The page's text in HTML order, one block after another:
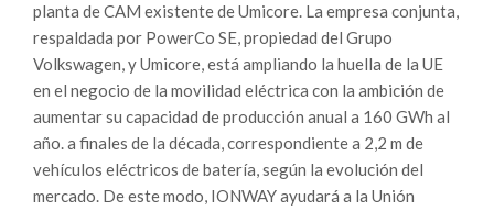
planta de CAM existente de Umicore. La empresa conjunta,
respaldada por PowerCo SE, propiedad del Grupo
Volkswagen, y Umicore, está ampliando la huella de la UE
en el negocio de la movilidad eléctrica con la ambición de
aumentar su capacidad de producción anual a 160 GWh al
año. a finales de la década, correspondiente a 2,2 m de
vehículos eléctricos de batería, según la evolución del
mercado. De este modo, IONWAY ayudará a la Unión